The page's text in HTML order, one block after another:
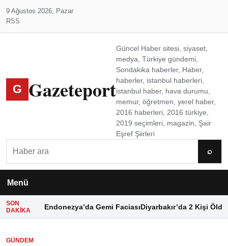
9 Ağustos 2026, Pazar
RSS
G Gazeteport
Güncel Haber sitesi, siyaset,
medya, Türkiye gündemi,
Sondakika haberler, Haber,
haberler, istanbul haberleri,
istanbul haber, hava durumu,
memur, öğretmen, yerel haber,
2016 haberleri, 2016 türkiye,
2019 seçimleri, magazin, Şair
Eşref Şiirleri
⌕
Menü
SON
DAKIKA
Endonezya’da Gemi FaciasıDiyarbakır’da 2 Kişi Öldü
GÜNDEM